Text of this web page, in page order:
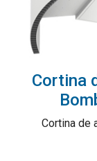
Cortina
Cortina de